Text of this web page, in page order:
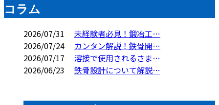
コラム
2026/07/31
未経験者必見！鍛冶工…
2026/07/24
カンタン解説！鉄骨開…
2026/07/17
溶接で使用されるさま…
2026/06/23
鉄骨設計について解説…